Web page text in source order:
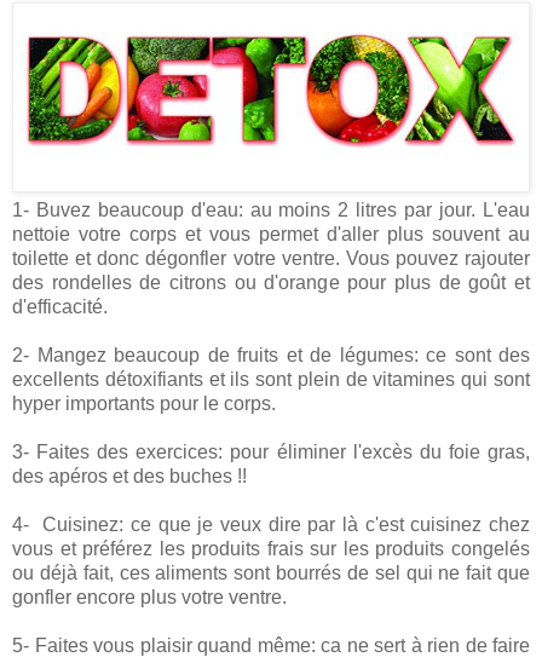
1- Buvez beaucoup d'eau: au moins 2 litres par jour. L'eau
nettoie votre corps et vous permet d'aller plus souvent au
toilette et donc dégonfler votre ventre. Vous pouvez rajouter
des rondelles de citrons ou d'orange pour plus de goût et
d'efficacité.
2- Mangez beaucoup de fruits et de légumes: ce sont des
excellents détoxifiants et ils sont plein de vitamines qui sont
hyper importants pour le corps.
3- Faites des exercices: pour éliminer l'excès du foie gras,
des apéros et des buches !!
4-Cuisinez: ce que je veux dire par là c'est cuisinez chez
vous et préférez les produits frais sur les produits congelés
ou déjà fait, ces aliments sont bourrés de sel qui ne fait que
gonfler encore plus votre ventre.
5- Faites vous plaisir quand même: ca ne sert à rien de faire